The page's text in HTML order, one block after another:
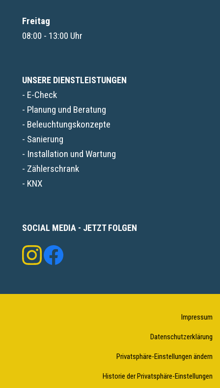
Freitag
08:00 - 13:00 Uhr
UNSERE DIENSTLEISTUNGEN
- E-Check
- Planung und Beratung
- Beleuchtungskonzepte
- Sanierung
- Installation und Wartung
- Zählerschrank
- KNX
SOCIAL MEDIA - JETZT FOLGEN
Impressum
Datenschutzerklärung
Privatsphäre-Einstellungen ändern
Historie der Privatsphäre-Einstellungen